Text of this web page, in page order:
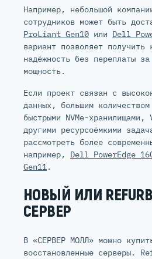
Например, небольшой
сотрудников может быть
ProLiant Gen10 или Dell
вариант позволяет получить
надёжность без переплаты
мощность.
Если проект связан с
данных, большим
быстрыми NVMe-
другими ресурсоёмкими
рассмотреть более
например, Dell PowerEdge
Gen11.
НОВЫЙ ИЛИ
СЕРВЕР
В «СЕРВЕР МОЛЛ» можно
восстановленные серверы.